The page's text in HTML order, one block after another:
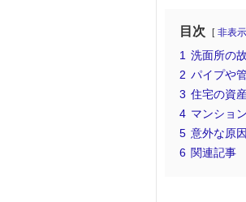
目次 非表示
1 洗面所の
2 パイプや
3 住宅の資
4 マンショ
5 意外な原
6 関連記事